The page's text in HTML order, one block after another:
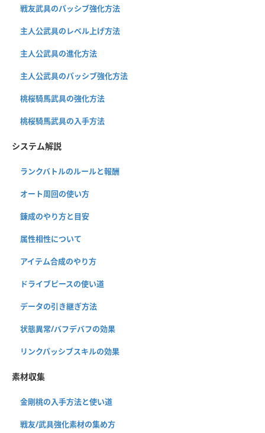
戦友武具のパッシブ強化方法
主人公武具のレベル上げ方法
主人公武具の進化方法
主人公武具のパッシブ強化方法
桃桜騎馬武具の強化方法
桃桜騎馬武具の入手方法
システム解説
ランクバトルのルールと報酬
オート周回の使い方
錬成のやり方と目安
属性相性について
アイテム合成のやり方
ドライブピースの使い道
データの引き継ぎ方法
状態異常/バフデバフの効果
リンクパッシブスキルの効果
素材収集
金剛桃の入手方法と使い道
戦友/武具強化素材の集め方